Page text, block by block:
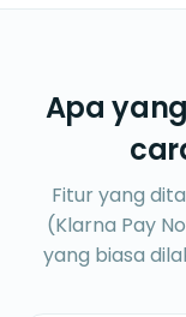
Apa
Fitur yang
(Klarna Pay
yang biasa